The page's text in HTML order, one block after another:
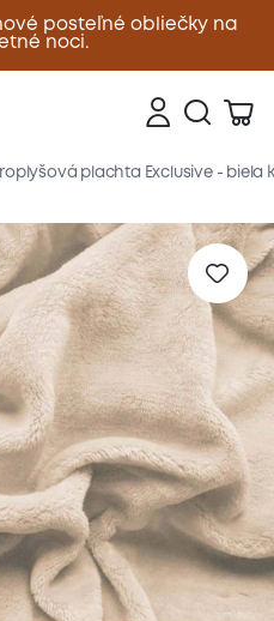
posteľné obliečky na
noci.
Zavrieť
Popis produktu
plachta Exclusive - biela